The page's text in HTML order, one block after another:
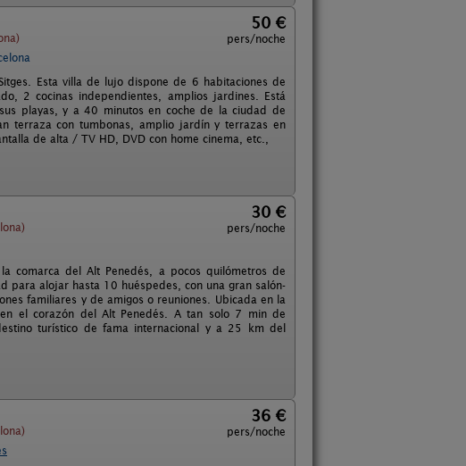
50 €
pers/noche
Esta villa de lujo dispone de 6 habitaciones de
2 cocinas independientes, amplios jardines. Está
playas, y a 40 minutos en coche de la ciudad de
terraza con tumbonas, amplio jardín y terrazas en
de alta / TV HD, DVD con home cinema, etc.,
30 €
pers/noche
comarca del Alt Penedés, a pocos quilómetros de
para alojar hasta 10 huéspedes, con una gran salón-
familiares y de amigos o reuniones. Ubicada en la
el corazón del Alt Penedés. A tan solo 7 min de
turístico de fama internacional y a 25 km del
36 €
pers/noche